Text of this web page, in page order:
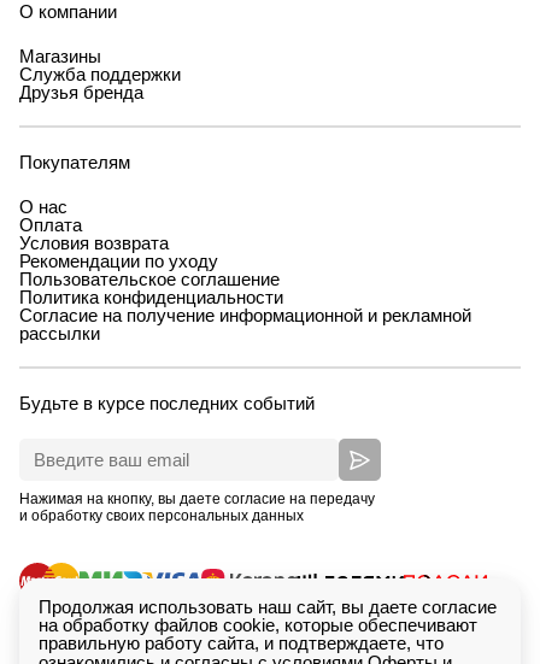
О компании
Магазины
Служба поддержки
Друзья бренда
Покупателям
О нас
Оплата
Условия возврата
Рекомендации по уходу
Пользовательское соглашение
Политика конфиденциальности
Согласие на получение информационной и рекламной
рассылки
Будьте в курсе последних событий
Нажимая на кнопку, вы даете согласие на передачу
и обработку своих персональных данных
Продолжая использовать наш сайт, вы даете согласие
на обработку файлов cookie, которые обеспечивают
правильную работу сайта, и подтверждаете, что